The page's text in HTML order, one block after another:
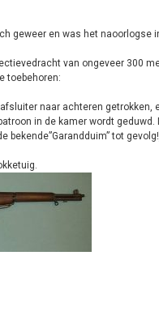
geweer en was het
van ongeveer 300
toebehoren:
naar achteren
in de kamer wordt
bekende”Garandduim” tot